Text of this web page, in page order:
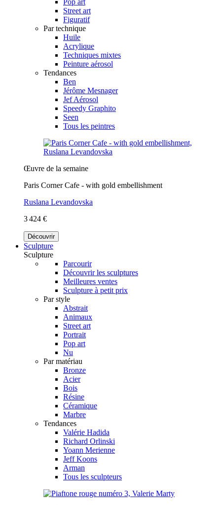
Street art
Figuratif
Par technique
Huile
Acrylique
Techniques mixtes
Peinture aérosol
Tendances
Ben
Jérôme Mesnager
Jef Aérosol
Speedy Graphito
Seen
Tous les peintres
Œuvre de la semaine
Paris Corner Cafe - with gold embellishment
Ruslana Levandovska
3 424 €
Découvrir
Sculpture
Sculpture
Parcourir
Découvrir les sculptures
Meilleures ventes
Sculpture à petit prix
Par style
Abstrait
Animaux
Street art
Portrait
Pop art
Nu
Par matériau
Bronze
Acier
Bois
Résine
Céramique
Marbre
Tendances
Valérie Hadida
Richard Orlinski
Yoann Merienne
Jeff Koons
Arman
Tous les sculpteurs